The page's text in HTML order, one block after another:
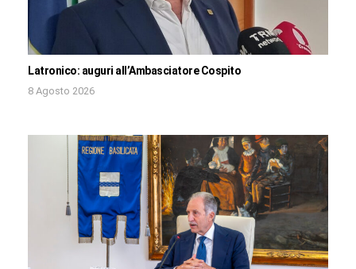
Latronico: auguri all’Ambasciatore Cospito
8 Agosto 2026